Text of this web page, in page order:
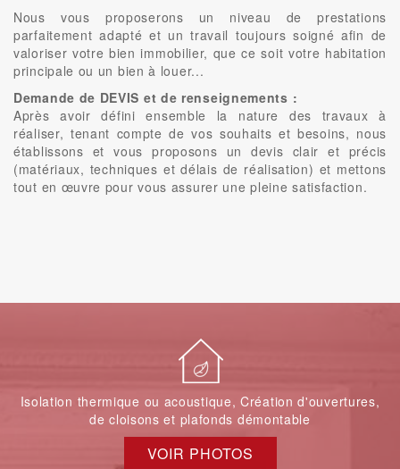
Nous vous proposerons un niveau de prestations
parfaitement adapté et un travail toujours soigné afin de
valoriser votre bien immobilier, que ce soit votre habitation
principale ou un bien à louer...
Demande de DEVIS et de renseignements :
Après avoir défini ensemble la nature des travaux à
réaliser, tenant compte de vos souhaits et besoins, nous
établissons et vous proposons un devis clair et précis
(matériaux, techniques et délais de réalisation) et mettons
tout en œuvre pour vous assurer une pleine satisfaction.
Isolation thermique ou acoustique, Création d'ouvertures,
de cloisons et plafonds démontable
VOIR PHOTOS